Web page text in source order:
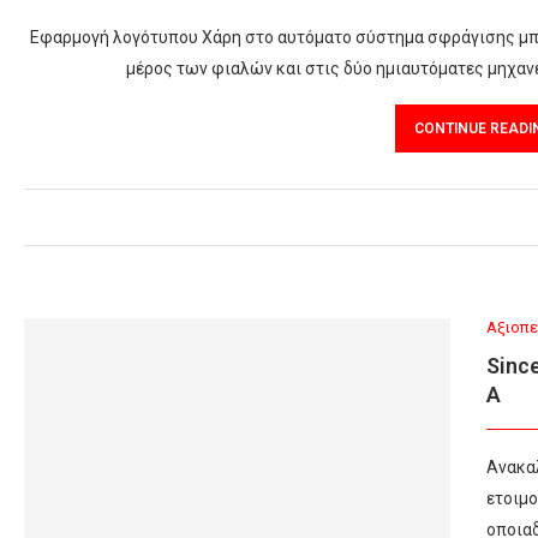
Eφαρμογή λογότυπου Χάρη στο αυτόματο σύστημα σφράγισης
μέρος των φιαλών και στις δύο ημιαυτόματες
CONTINUE
A